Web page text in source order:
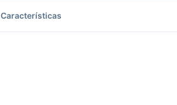
Características